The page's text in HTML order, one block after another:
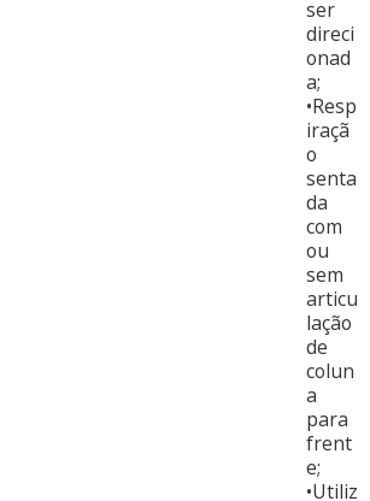
ser
direci
onad
a;
•Resp
iraçã
o
senta
da
com
ou
sem
articu
lação
de
colun
a
para
frent
e;
•Utiliz